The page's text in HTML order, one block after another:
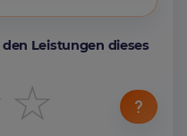
Leistungen dieses
☆